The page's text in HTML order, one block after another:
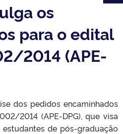
os
para o edital
2014 (APE-
dos pedidos encaminhados
2014 (APE-DPG), que visa
de pós-graduação